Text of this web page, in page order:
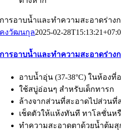
การอาบน้ำและทำความสะอาดร่าง
คงวัฒนกุล2025-02-
การอาบน้ำและทำความสะอาดร่าง
อาบน้ำอุ่น (37-38°C) ในห้องที่
ใช้สบู่อ่อนๆ สำหรับเด็กทารก
ล้างจากส่วนที่สะอาดไปส่วนที่
เช็ดตัวให้แห้งทันที ทาโลชั่นห
ทำความสะอาดตาด้วยน้ำต้มสุ